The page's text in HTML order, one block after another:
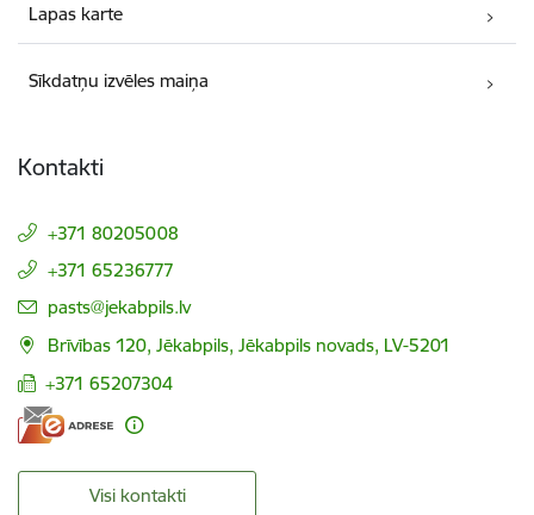
Lapas karte
Sīkdatņu izvēles maiņa
Kontakti
+371 80205008
+371 65236777
E-pasts:
pasts@jekabpils.lv
Brīvības 120, Jēkabpils, Jēkabpils novads, LV-5201
+371 65207304
Visi kontakti